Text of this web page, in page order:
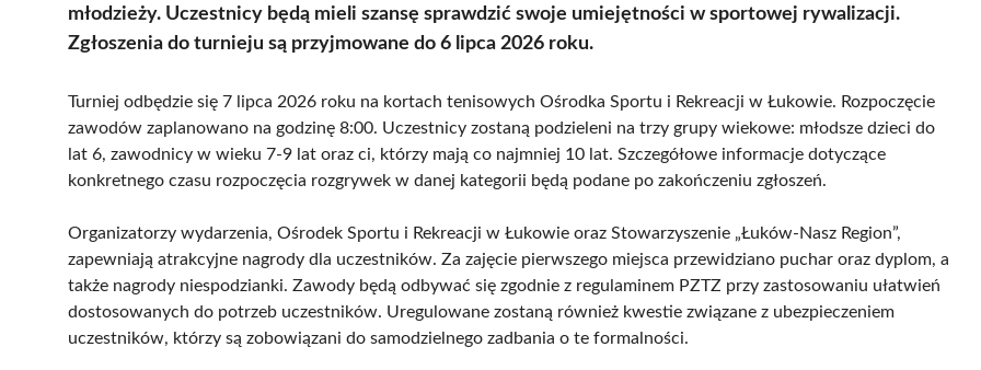
młodzieży. Uczestnicy będą mieli szansę sprawdzić swoje umiejętności w sportowej rywalizacji.
Zgłoszenia do turnieju są przyjmowane do 6 lipca 2026 roku.
Turniej odbędzie się 7 lipca 2026 roku na kortach tenisowych Ośrodka Sportu i Rekreacji w Łukowie. Rozpoczęcie
zawodów zaplanowano na godzinę 8:00. Uczestnicy zostaną podzieleni na trzy grupy wiekowe: młodsze dzieci do
lat 6, zawodnicy w wieku 7-9 lat oraz ci, którzy mają co najmniej 10 lat. Szczegółowe informacje dotyczące
konkretnego czasu rozpoczęcia rozgrywek w danej kategorii będą podane po zakończeniu zgłoszeń.
Organizatorzy wydarzenia, Ośrodek Sportu i Rekreacji w Łukowie oraz Stowarzyszenie „Łuków-Nasz Region”,
zapewniają atrakcyjne nagrody dla uczestników. Za zajęcie pierwszego miejsca przewidziano puchar oraz dyplom, a
także nagrody niespodzianki. Zawody będą odbywać się zgodnie z regulaminem PZTZ przy zastosowaniu ułatwień
dostosowanych do potrzeb uczestników. Uregulowane zostaną również kwestie związane z ubezpieczeniem
uczestników, którzy są zobowiązani do samodzielnego zadbania o te formalności.